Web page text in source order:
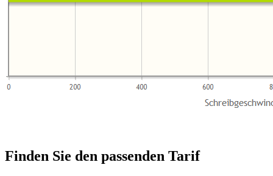
Finden Sie den passenden Tarif